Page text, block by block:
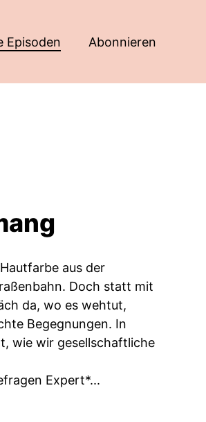
Episoden Abonnieren
aus der
Doch statt mit
da, wo es wehtut,
Begegnungen. In
wie wir gesellschaftliche
Expert*...